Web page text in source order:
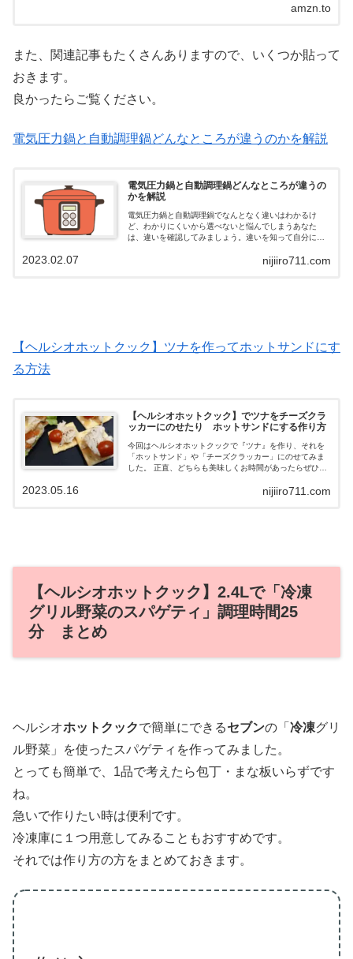
amzn.to
また、関連記事もたくさんありますので、いくつか貼って
おきます。
良かったらご覧ください。
電気圧力鍋と自動調理鍋どんなところが違うのかを解説
電気圧力鍋と自動調理鍋どんなところが違うの
かを解説
電気圧力鍋と自動調理鍋でなんとなく違いはわかるけ
ど、わかりにくいから選べないと悩んでしまうあなた
は、違いを確認してみましょう。違いを知って自分に合
nijiiro711.com
2023.02.07
【ヘルシオホットクック】ツナを作ってホットサンドにす
る方法
【ヘルシオホットクック】でツナをチーズクラ
ッカーにのせたり ホットサンドにする作り方
今回はヘルシオホットクックで『ツナ』を作り、それを
「ホットサンド」や「チーズクラッカー」にのせてみま
した。 正直、どちらも美味しくお時間があったらぜひ作
に興味のある方は是非ごらんくださいね。nijiiro711.com
2023.05.16
【ヘルシオホットクック】2.4Lで「冷凍
グリル野菜のスパゲティ」調理時間25
分 まとめ
ヘルシオホットクックで簡単にできるセブンの「 冷凍グリ
ル野菜」を使ったスパゲティを作ってみました。
とっても簡単で、1品で考えたら包丁・まな板いらずです
ね。
急いで作りたい時は便利です。
冷凍庫に１つ用意してみることもおすすめです。
それでは作り方の方をまとめておきます。